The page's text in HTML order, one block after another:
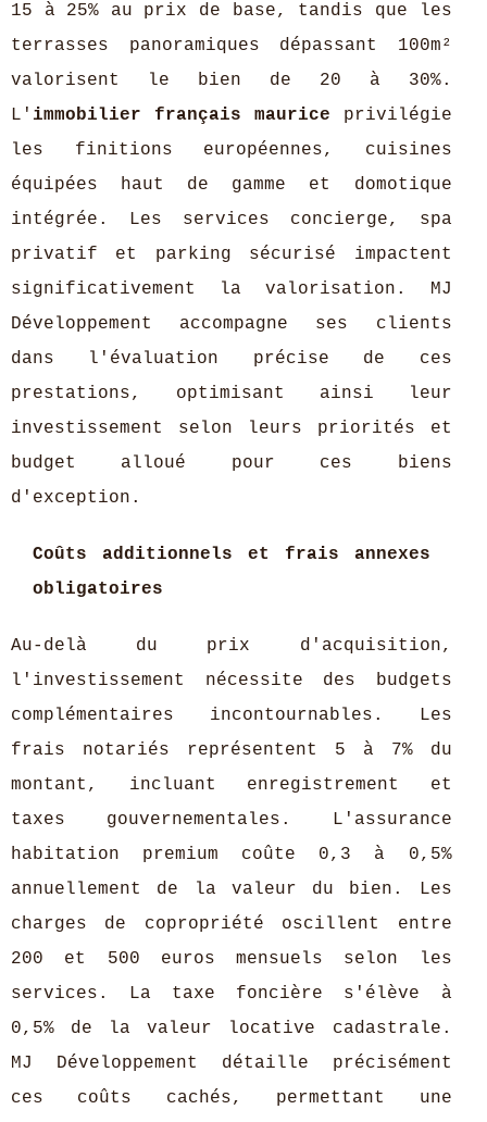
15 à 25% au prix de base, tandis que les
terrasses panoramiques dépassant 100m²
valorisent le bien de 20 à 30%.
L' immobilier français maurice privilégie
les finitions européennes, cuisines
équipées haut de gamme et domotique
intégrée. Les services concierge, spa
privatif et parking sécurisé impactent
significativement la valorisation. MJ
Développement accompagne ses clients
dans l'évaluation précise de ces
prestations, optimisant ainsi leur
investissement selon leurs priorités et
budget alloué pour ces biens
d'exception.
Coûts additionnels et frais annexes
obligatoires
Au-delà du prix d'acquisition,
l'investissement nécessite des budgets
complémentaires incontournables. Les
frais notariés représentent 5 à 7% du
montant, incluant enregistrement et
taxes gouvernementales. L'assurance
habitation premium coûte 0,3 à 0,5%
annuellement de la valeur du bien. Les
charges de copropriété oscillent entre
200 et 500 euros mensuels selon les
services. La taxe foncière s'élève à
0,5% de la valeur locative cadastrale.
MJ Développement détaille précisément
ces coûts cachés, permettant une